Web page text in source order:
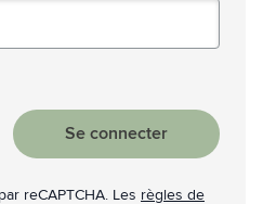
Se connecter
reCAPTCHA. Les règles de